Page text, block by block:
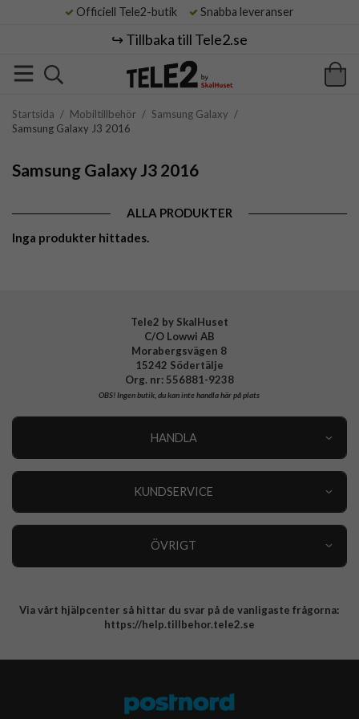
Officiell Tele2-butik Snabba leveranser
↪️ Tillbaka till Tele2.se
Startsida / Mobiltillbehör / Samsung Galaxy /
Samsung Galaxy J3 2016
Samsung Galaxy J3 2016
ALLA PRODUKTER
Inga produkter hittades.
Tele2 by SkalHuset
C/O Lowwi AB
Morabergsvägen 8
15242 Södertälje
Org. nr: 556881-9238
OBS!Ingen butik, du kan inte handla här på plats
HANDLA
KUNDSERVICE
ÖVRIGT
Integritetspolicy
Via vårt hjälpcenter så hittar du svar på de vanligaste frågorna:
https://help.tillbehor.tele2.se